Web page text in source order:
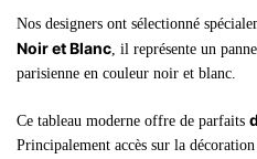
Nos designers ont sélectionné
Noir et Blanc, il représente un
parisienne en couleur noir et blanc.
Ce tableau moderne offre de parfaits
Principalement accès sur la